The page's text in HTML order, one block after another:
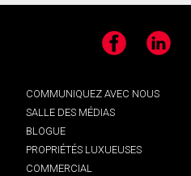
Facebook LinkedIn
COMMUNIQUEZ AVEC NOUS
SALLE DES MÉDIAS
BLOGUE
PROPRIÉTÉS LUXUEUSES
COMMERCIAL